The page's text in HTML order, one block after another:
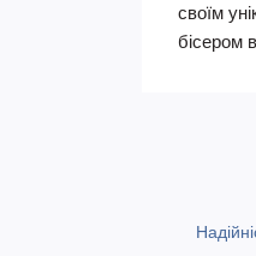
своїм
бісером